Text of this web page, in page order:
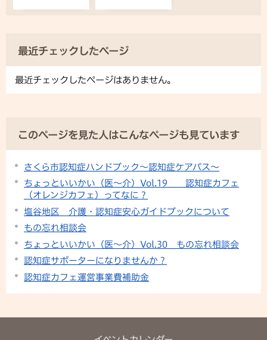
最近チェックしたページ
最近チェックしたページはありません。
このページを見た人はこんなページも見ています
さくら市認知症ハンドブック〜認知症ケアパス〜
ちょっといいかい（医～介）Vol.19 認知症カフェ
（オレンジカフェ）ってなに？
塩谷地区 介護・認知症安心ガイドブックについて
もの忘れ相談会
ちょっといいかい（医～介）Vol.30 もの忘れ相談会
認知症サポーターになりませんか？
認知症カフェ運営事業費補助金